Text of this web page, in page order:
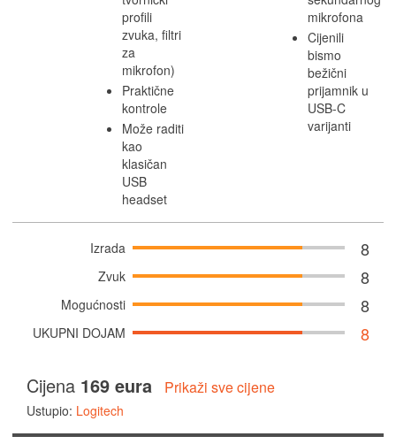
profili
zvuka, filtri
za
mikrofon)
Praktične
kontrole
Može raditi
kao
klasičan
USB
headset
mikrofona
Cijenili
bismo
bežični
prijamnik u
USB-C
varijanti
Izrada 8
Zvuk 8
Mogućnosti 8
UKUPNI DOJAM 8
Cijena 169 eura Prikaži sve cijene
Ustupio: Logitech